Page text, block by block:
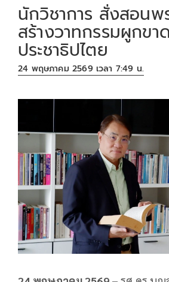
นักวิชาการ สั่งสอนพ
สร้างวาทกรรมผูกขาด
ประชาธิปไตย
24 พฤษภาคม 2569 เวลา 7:49 น.